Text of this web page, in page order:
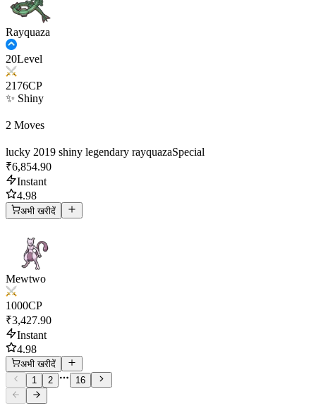
Rayquaza
20Level
2176CP
✨ Shiny
2 Moves
lucky 2019 shiny legendary rayquazaSpecial
₹6,854.90
Instant
4.98
अभी खरीदें
Mewtwo
1000CP
₹3,427.90
Instant
4.98
अभी खरीदें
1
2 16